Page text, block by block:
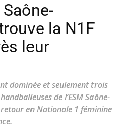
Saône-
la N1F
leur
dominée et seulement trois
de l’ESM Saône-
en Nationale 1 féminine